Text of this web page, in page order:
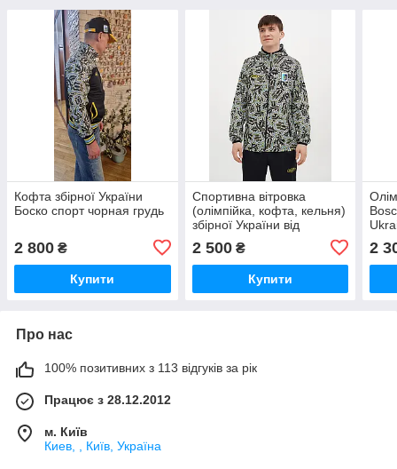
Кофта збірної України
Боско спорт чорная грудь
2 800 ₴
Купити
Спортивна вітровка
(олімпійка, кофта, кельня)
збірної України від
(classic) Bosco
2 500₴
Купити
2
Про нас
100% позитивних з 113 відгуків за рік
Працює з 28.12.2012
м. Київ
Киев, , Київ, Україна